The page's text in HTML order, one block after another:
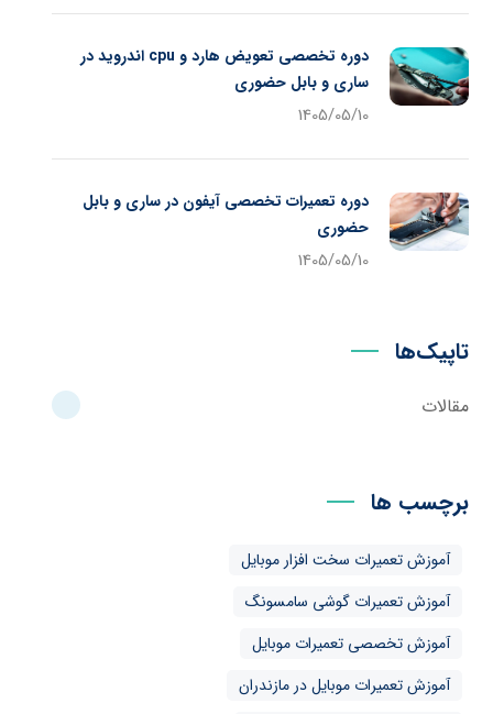
دوره تخصصی تعویض هارد و cpu اندروید در
ساری و بابل حضوری
1405/05/10
دوره تعمیرات تخصصی آیفون در ساری و بابل
حضوری
1405/05/10
تاپیک‌ها
مقالات
برچسب ها
آموزش تعمیرات سخت افزار موبایل
آموزش تعمیرات گوشی سامسونگ
آموزش تخصصی تعمیرات موبایل
آموزش تعمیرات موبایل در مازندران